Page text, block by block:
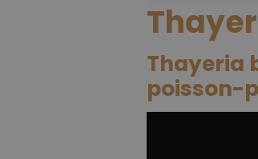
Thayeria
poisson-